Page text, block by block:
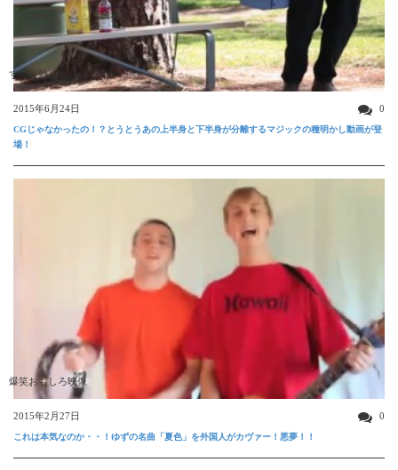
すごい動画
2015年6月24日 0
CGじゃなかったの！？とうとうあの上半身と下半身が分離するマジックの種明かし動画が登
場！
爆笑おもしろ映像
2015年2月27日 0
これは本気なのか・・！ゆずの名曲「夏色」を外国人がカヴァー！悪夢！！